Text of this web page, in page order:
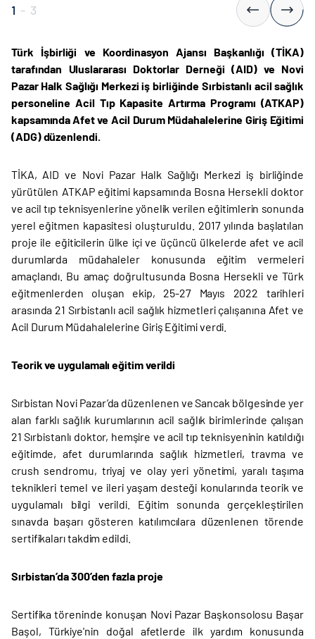
1 - 3
Türk İşbirliği ve Koordinasyon Ajansı Başkanlığı (TİKA)
tarafından Uluslararası Doktorlar Derneği (AID) ve Novi
Pazar Halk Sağlığı Merkezi iş birliğinde Sırbistanlı acil sağlık
personeline Acil Tıp Kapasite Artırma Programı (ATKAP)
kapsamında Afet ve Acil Durum Müdahalelerine Giriş Eğitimi
(ADG) düzenlendi.
TİKA, AID ve Novi Pazar Halk Sağlığı Merkezi iş birliğinde
yürütülen ATKAP eğitimi kapsamında Bosna Hersekli doktor
ve acil tıp teknisyenlerine yönelik verilen eğitimlerin sonunda
yerel eğitmen kapasitesi oluşturuldu. 2017 yılında başlatılan
proje ile eğiticilerin ülke içi ve üçüncü ülkelerde afet ve acil
durumlarda müdahaleler konusunda eğitim vermeleri
amaçlandı. Bu amaç doğrultusunda Bosna Hersekli ve Türk
eğitmenlerden oluşan ekip, 25-27 Mayıs 2022 tarihleri
arasında 21 Sırbistanlı acil sağlık hizmetleri çalışanına Afet ve
Acil Durum Müdahalelerine Giriş Eğitimi verdi.
Teorik ve uygulamalı eğitim verildi
Sırbistan Novi Pazar’da düzenlenen ve Sancak bölgesinde yer
alan farklı sağlık kurumlarının acil sağlık birimlerinde çalışan
21 Sırbistanlı doktor, hemşire ve acil tıp teknisyeninin katıldığı
eğitimde, afet durumlarında sağlık hizmetleri, travma ve
crush sendromu, triyaj ve olay yeri yönetimi, yaralı taşıma
teknikleri temel ve ileri yaşam desteği konularında teorik ve
uygulamalı bilgi verildi. Eğitim sonunda gerçekleştirilen
sınavda başarı gösteren katılımcılara düzenlenen törende
sertifikaları takdim edildi.
Sırbistan’da 300’den fazla proje
Sertifika töreninde konuşan Novi Pazar Başkonsolosu Başar
Başol, Türkiye'nin doğal afetlerde ilk yardım konusunda